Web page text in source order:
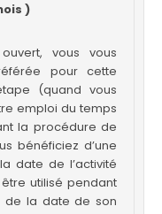
)
vous vous
pour cette
(quand vous
emploi du temps
la procédure de
date de l’activité
utilisé pendant
de la date de son